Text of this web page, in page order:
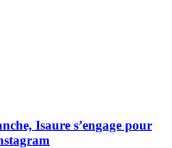
Isaure s’engage pour